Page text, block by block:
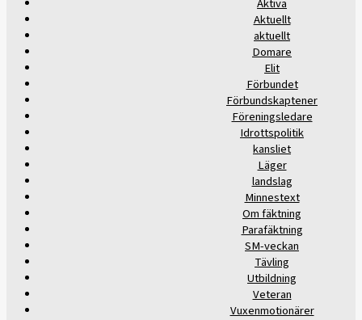
Aktiva
Aktuellt
aktuellt
Domare
Elit
Förbundet
Förbundskaptener
Föreningsledare
Idrottspolitik
kansliet
Läger
landslag
Minnestext
Om fäktning
Parafäktning
SM-veckan
Tävling
Utbildning
Veteran
Vuxenmotionärer